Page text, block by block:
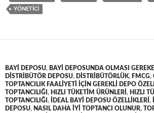
YÖNETICI
BAYI DEPOSU, BAYI DEPOSUNDA OLMASI
DISTRIBÜTÖR DEPOSU, DISTRIBÜTÖRLÜK, FMCG,
TOPTANCILIK FAALIYETI IÇIN GEREKLI DEPO
TOPTANCILIĞI , HIZLI TÜKETIM ÜRÜNLERI , HIZLI
TOPTANCILIĞI , IDEAL BAYI DEPOSU ÖZELLIKLERI ,
DEPOSU, NASIL DAHA IYI TOPTANCI OLUNUR,